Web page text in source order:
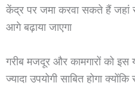
केंद्र पर जमा करवा सकते हैं जहां
आगे बढ़ाया जाएगा
गरीब मजदूर और कामगारों को
ज्यादा उपयोगी साबित होगा